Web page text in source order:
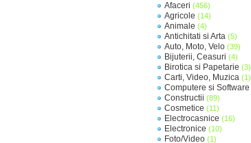
Afaceri (456)
Agricole (14)
Animale (4)
Antichitati si Arta (5)
Auto, Moto, Velo (39)
Bijuterii, Ceasuri (4)
Birotica si Papetarie (3)
Carti, Video, Muzica (1)
Computere si Software
Constructii (89)
Cosmetice (11)
Electrocasnice (16)
Electronice (10)
Foto/Video (1)